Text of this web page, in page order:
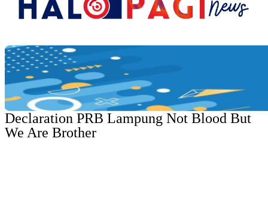
Declaration PRB Lampung Not Blood But
We Are Brother